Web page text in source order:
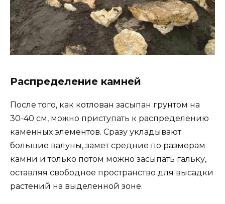
Распределение камней
После того, как котлован засыпан грунтом на
30-40 см, можно приступать к распределению
каменных элементов. Сразу укладывают
большие валуны, замет средние по размерам
камни и только потом можно засыпать гальку,
оставляя свободное пространство для высадки
растений на выделенной зоне.